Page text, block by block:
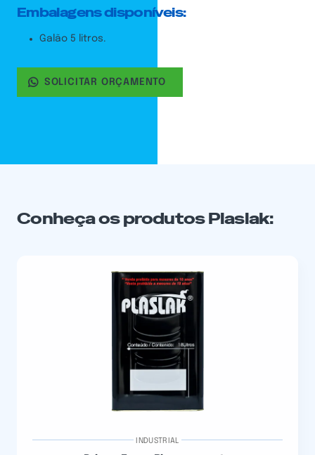
Embalagens disponíveis:
Galão 5 litros.
SOLICITAR ORÇAMENTO
Conheça os produtos Plaslak:
INDUSTRIAL